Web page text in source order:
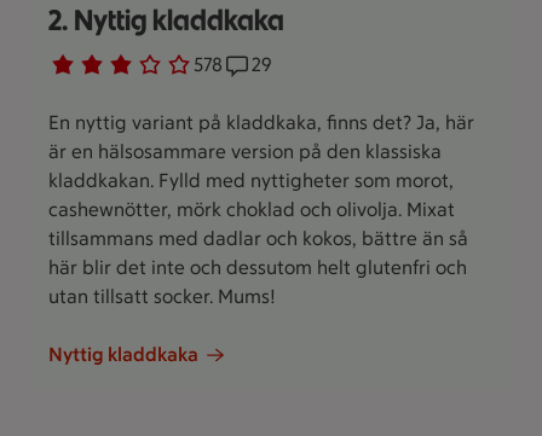
2. Nyttig kladdkaka
Betyg 2.8 av 5. 578
578 personer har röstatReceptet har 29 kommentarer
29
En nyttig variant på kladdkaka, finns det? Ja, här
är en hälsosammare version på den klassiska
kladdkakan. Fylld med nyttigheter som morot,
cashewnötter, mörk choklad och olivolja. Mixat
tillsammans med dadlar och kokos, bättre än så
här blir det inte och dessutom helt glutenfri och
utan tillsatt socker. Mums!
Nyttig kladdkaka